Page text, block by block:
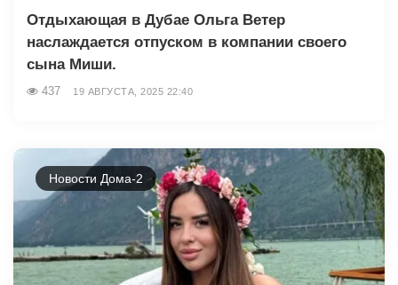
Отдыхающая в Дубае Ольга Ветер
наслаждается отпуском в компании своего
сына Миши.
437 19 АВГУСТА, 2025 22:40
Новости Дома-2